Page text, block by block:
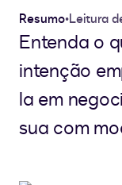
Resumo•Leitura
Entenda o
intenção
la em
sua com